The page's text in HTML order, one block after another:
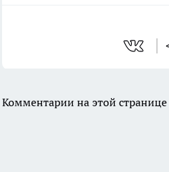
Комментарии на этой